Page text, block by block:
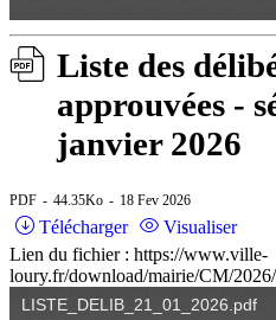
Liste des
approuvées -
janvier 2026
PDF 44.35Ko 18 Fev 2026
Télécharger
Visualiser
Lien du fichier : https://www.ville-
loury.fr/download/mairie/CM/